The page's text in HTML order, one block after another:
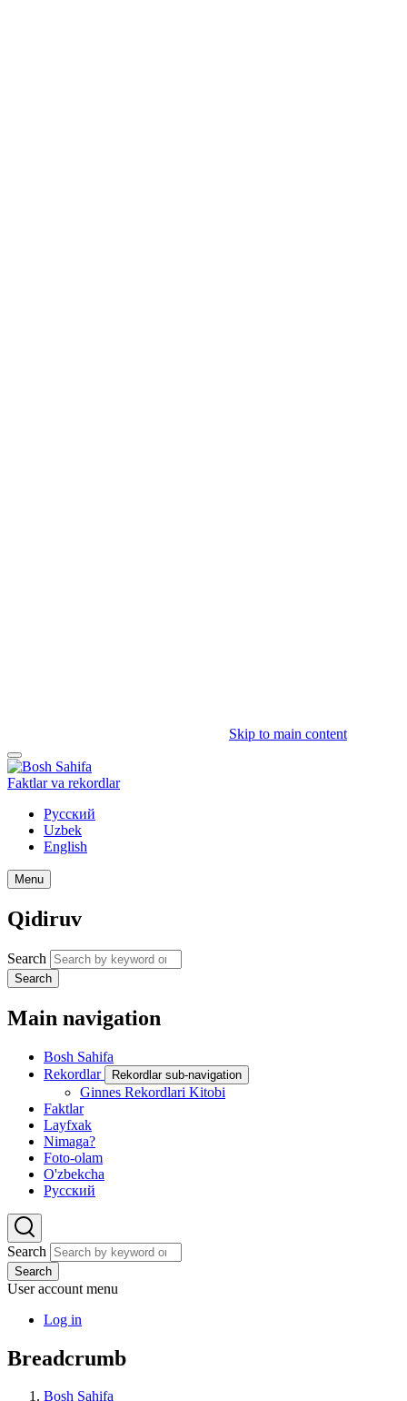
Skip to main content
Faktlar va rekordlar
Русский
Uzbek
English
Menu
Qidiruv
Search
Search
Main navigation
Bosh Sahifa
Rekordlar
Rekordlar sub-navigation
Ginnes Rekordlari Kitobi
Faktlar
Layfxak
Nimaga?
Foto-olam
O'zbekcha
Русский
Search
Search
User account menu
Log in
Breadcrumb
Bosh Sahifa